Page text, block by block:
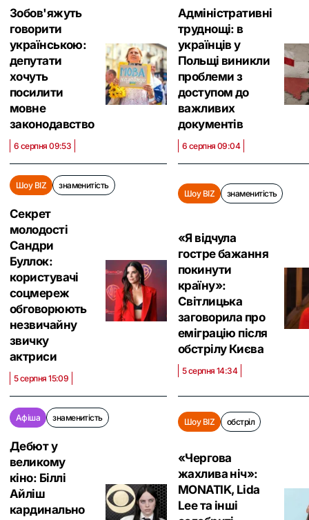
Зобов'яжуть
говорити
українською:
депутати
хочуть
посилити
мовне
законодавство
6 серпня 09:53
Адміністративні
труднощі: в
українців у
Польщі виникли
проблеми з
доступом до
важливих
документів
6 серпня 09:04
Шоу BIZ знаменитість
Секрет
молодості
Сандри
Буллок:
користувачі
соцмереж
обговорюють
незвичайну
звичку
актриси
5 серпня 15:09
Шоу BIZ знаменитість
«Я відчула
гостре бажання
покинути
країну»:
Світлицька
заговорила про
еміграцію після
обстрілу Києва
5 серпня 14:34
Афіша знаменитість
Дебют у
великому
кіно: Біллі
Айліш
кардинально
Шоу BIZ обстріл
«Чергова
жахлива ніч»:
MONATIK, Lida
Lee та інші